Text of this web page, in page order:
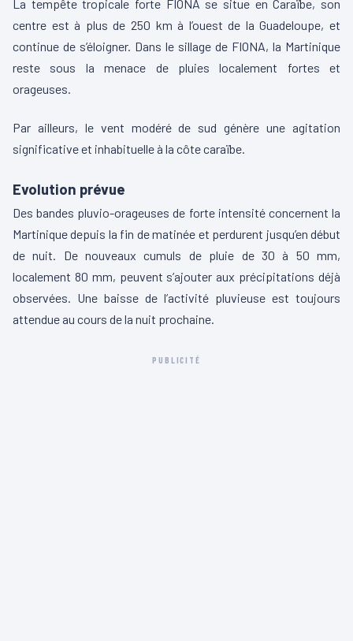
La tempête tropicale forte FIONA se situe en Caraïbe, son
centre est à plus de 250 km à l’ouest de la Guadeloupe, et
continue de s’éloigner. Dans le sillage de FIONA, la Martinique
reste sous la menace de pluies localement fortes et
orageuses.
Par ailleurs, le vent modéré de sud génère une agitation
significative et inhabituelle à la côte caraïbe.
Evolution prévue
Des bandes pluvio-orageuses de forte intensité concernent la
Martinique depuis la fin de matinée et perdurent jusqu’en début
de nuit. De nouveaux cumuls de pluie de 30 à 50 mm,
localement 80 mm, peuvent s’ajouter aux précipitations déjà
observées. Une baisse de l’activité pluvieuse est toujours
attendue au cours de la nuit prochaine.
PUBLICITÉ